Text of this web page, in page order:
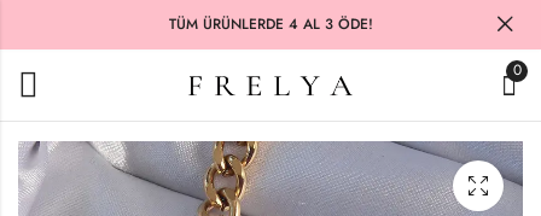
TÜM ÜRÜNLERDE 4 AL 3 ÖDE!
0